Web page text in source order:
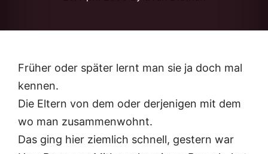
Früher oder später lernt man sie ja doch mal
kennen.
Die Eltern von dem oder derjenigen mit dem
wo man zusammenwohnt.
Das ging hier ziemlich schnell, gestern war